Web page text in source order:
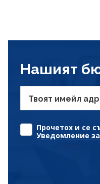
Нашият
Твоят имейл
Прочетох и се
Уведомление